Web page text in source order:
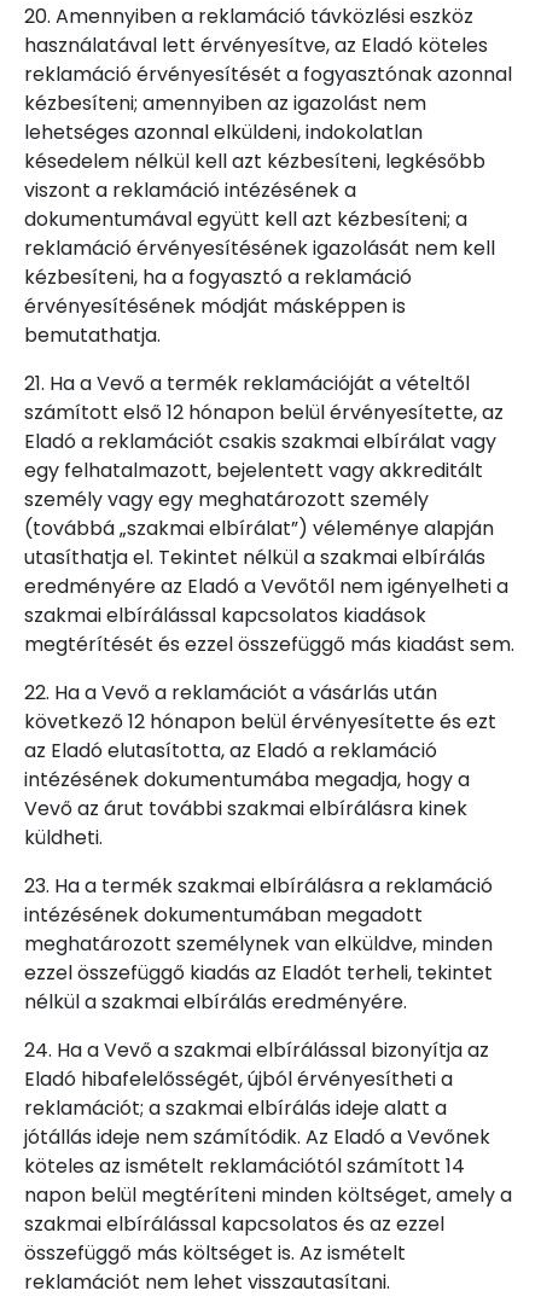
20. Amennyiben a reklamáció távközlési eszköz
használatával lett érvényesítve, az Eladó köteles
reklamáció érvényesítését a fogyasztónak azonnal
kézbesíteni; amennyiben az igazolást nem
lehetséges azonnal elküldeni, indokolatlan
késedelem nélkül kell azt kézbesíteni, legkésőbb
viszont a reklamáció intézésének a
dokumentumával együtt kell azt kézbesíteni; a
reklamáció érvényesítésének igazolását nem kell
kézbesíteni, ha a fogyasztó a reklamáció
érvényesítésének módját másképpen is
bemutathatja.
21. Ha a Vevő a termék reklamációját a vételtől
számított első 12 hónapon belül érvényesítette, az
Eladó a reklamációt csakis szakmai elbírálat vagy
egy felhatalmazott, bejelentett vagy akkreditált
személy vagy egy meghatározott személy
(továbbá „szakmai elbírálat”) véleménye alapján
utasíthatja el. Tekintet nélkül a szakmai elbírálás
eredményére az Eladó a Vevőtől nem igényelheti a
szakmai elbírálással kapcsolatos kiadások
megtérítését és ezzel összefüggő más kiadást sem.
22. Ha a Vevő a reklamációt a vásárlás után
következő 12 hónapon belül érvényesítette és ezt
az Eladó elutasította, az Eladó a reklamáció
intézésének dokumentumába megadja, hogy a
Vevő az árut további szakmai elbírálásra kinek
küldheti.
23. Ha a termék szakmai elbírálásra a reklamáció
intézésének dokumentumában megadott
meghatározott személynek van elküldve, minden
ezzel összefüggő kiadás az Eladót terheli, tekintet
nélkül a szakmai elbírálás eredményére.
24. Ha a Vevő a szakmai elbírálással bizonyítja az
Eladó hibafelelősségét, újból érvényesítheti a
reklamációt; a szakmai elbírálás ideje alatt a
jótállás ideje nem számítódik. Az Eladó a Vevőnek
köteles az ismételt reklamációtól számított 14
napon belül megtéríteni minden költséget, amely a
szakmai elbírálással kapcsolatos és az ezzel
összefüggő más költséget is. Az ismételt
reklamációt nem lehet visszautasítani.